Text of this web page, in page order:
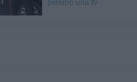
persino una tv